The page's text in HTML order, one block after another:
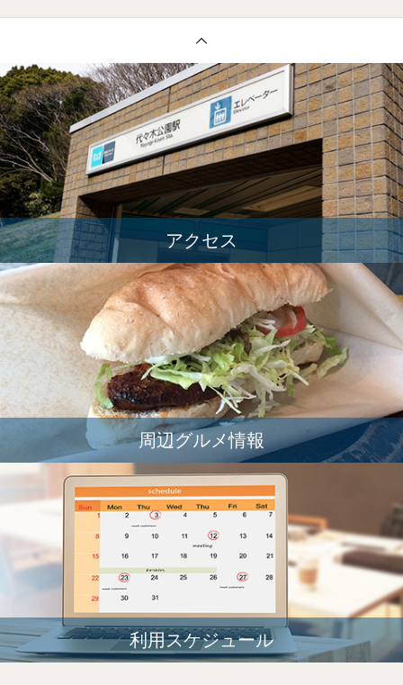
アクセス
周辺グルメ情報
利用スケジュール